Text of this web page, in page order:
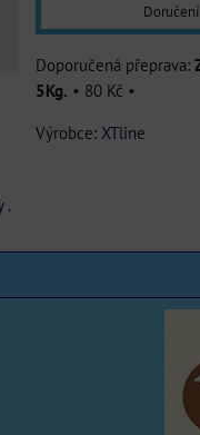
Doručení
5Kg. • 80 Kč •
Výrobce: XTline
.